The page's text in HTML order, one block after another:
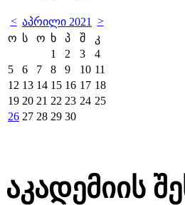
< აპრილი 2021
>
ო ს ო ხ პ შ
კ
1
2 3
4
5
6 7 8 9 10 11
12 13 14 15 16 17 18
19 20 21 22 23 24 25
26 27 28 29 30
აკადემიის